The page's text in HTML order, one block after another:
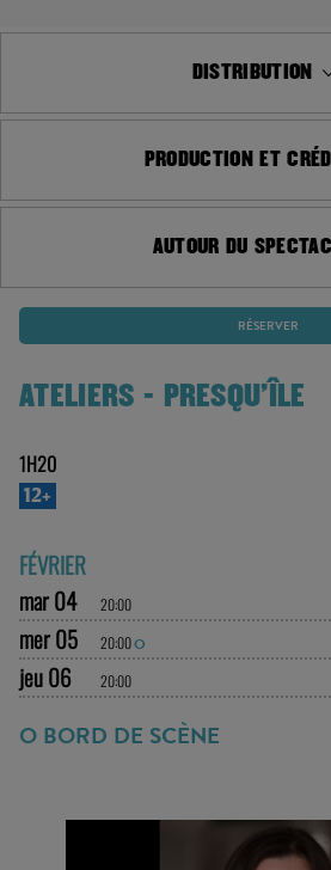
Découvrez le teaser du spectacle
ATELIERS - PRESQU'ÎLE
1H20
12+
mer 05